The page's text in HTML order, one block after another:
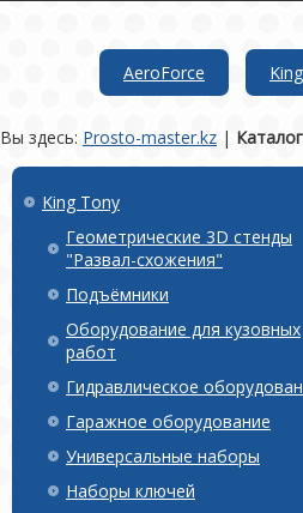
AeroForce
Вы здесь: Prosto-master.kz |
King Tony
Геометрические 3D стенды
"Развал-схожения"
Подъёмники
Оборудование для кузовных
работ
Гидравлическое
Гаражное оборудование
Универсальные наборы
Наборы ключей